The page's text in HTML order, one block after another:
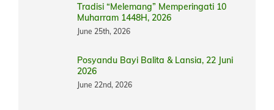
Tradisi “Melemang” Memperingati 10
Muharram 1448H, 2026
June 25th, 2026
Posyandu Bayi Balita & Lansia, 22 Juni
2026
June 22nd, 2026